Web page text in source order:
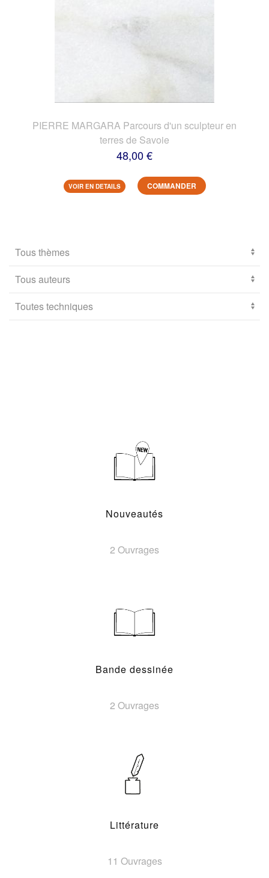
PIERRE MARGARA Parcours d'un sculpteur en
terres de Savoie
48,00 €
VOIR EN DETAILS COMMANDER
Nouveautés
2 Ouvrages
Bande dessinée
2 Ouvrages
Littérature
11 Ouvrages